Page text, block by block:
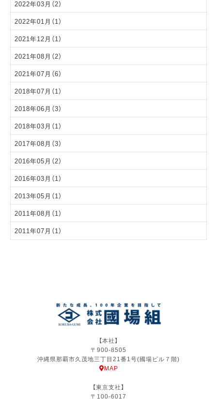
2022年03月（2）
2022年01月（1）
2021年12月（1）
2021年08月（2）
2021年07月（6）
2018年07月（1）
2018年06月（3）
2018年03月（1）
2017年08月（3）
2016年05月（2）
2016年03月（1）
2013年05月（1）
2011年08月（1）
2011年07月（1）
【本社】
〒900-8505
沖縄県那覇市久茂地三丁目21番1号(國場ビル７階)
MAP
【東京支社】
〒100-6017